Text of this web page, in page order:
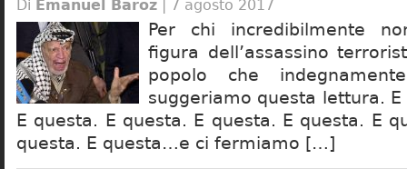
Di Emanuel Baroz | 7 agosto 2017
Per chi incredibilmente
figura dell’assassino
popolo che
suggeriamo questa lettura.
E questa. E questa. E questa. E questa. E
questa. E questa…e ci fermiamo […]